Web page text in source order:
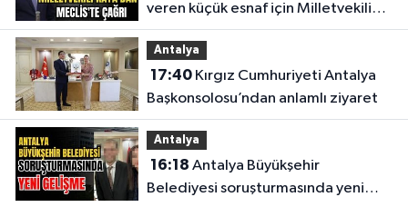
veren küçük esnaf için Milletvekili
Kaya'dan Meclis'te çağrı
Antalya
17:40Kırgız Cumhuriyeti Antalya
Başkonsolosu’ndan anlamlı ziyaret
Antalya
16:18
Belediyesi soruşturmasında yeni